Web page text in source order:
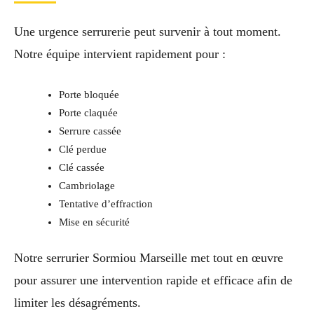
Une urgence serrurerie peut survenir à tout moment.
Notre équipe intervient rapidement pour :
Porte bloquée
Porte claquée
Serrure cassée
Clé perdue
Clé cassée
Cambriolage
Tentative d’effraction
Mise en sécurité
Notre serrurier Sormiou Marseille met tout en œuvre
pour assurer une intervention rapide et efficace afin de
limiter les désagréments.